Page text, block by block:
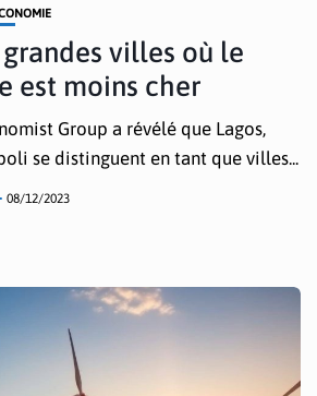
villes où le
est moins cher
Group a révélé que Lagos,
se distinguent en tant que villes...
08/12/2023